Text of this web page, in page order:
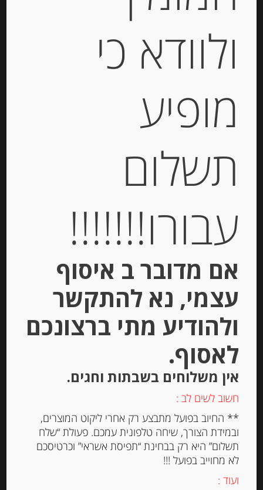
אייראן -משקה טורקי על בסיס יוגורט,
330 מ”ל
יחידות
הוספה לסל
שמנת מתוקה איטלקית עמידה 500
מ”ל 23% שומן PANNA DA CUCINA
OPTIMUS
ולוודא כי
מופיע
תשלום
עבורו!!!!!!!
אם מדובר ב איסוף
עצמי, נא להתקשר
ולהודיע מתי ברצונכם
לאסוף.
אין משלוחים בשבתות וחגים.
חשוב לשים לב :
** החיוב בפועל מתבצע רק אחרי ליקוט המוצרים,
ובמידת הצורך, שיחה טלפונית עמכם. פעולת “שלח
תשלום” היא רק בבחינת “תפיסת אשראי” וכרטיסכם
לא מחוייב בפועל !!!
ועוד :